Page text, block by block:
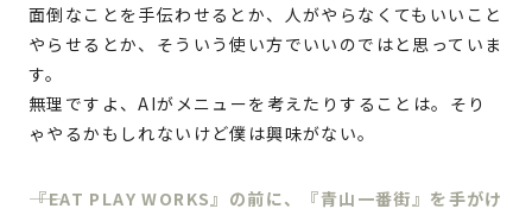
面倒なことを手伝わせるとか、人がやらなくてもいいこと
やらせるとか、そういう使い方でいいのではと思っていま
す。
無理ですよ、AIがメニューを考えたりすることは。そり
ゃやるかもしれないけど僕は興味がない。
『EAT PLAY WORKS』の前に、『青山一番街』を手がけ